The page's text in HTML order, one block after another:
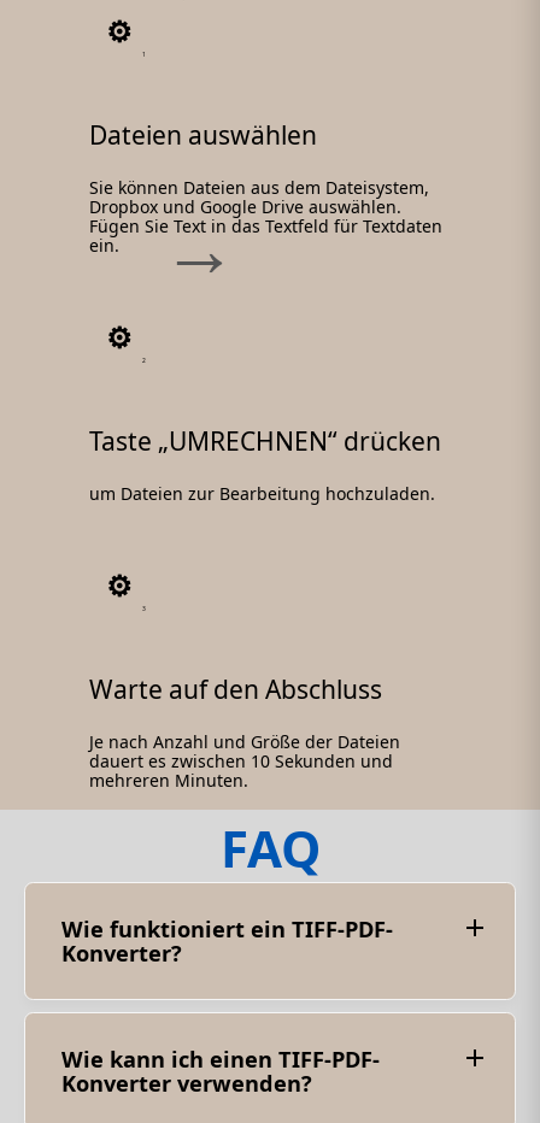
1
Dateien auswählen
Sie können Dateien aus dem Dateisystem,
Dropbox und Google Drive auswählen.
Fügen Sie Text in das Textfeld für Textdaten
ein.
2
Taste „UMRECHNEN“ drücken
um Dateien zur Bearbeitung hochzuladen.
3
Warte auf den Abschluss
Je nach Anzahl und Größe der Dateien
dauert es zwischen 10 Sekunden und
mehreren Minuten.
FAQ
Wie funktioniert ein TIFF-PDF-
Konverter?
mehrere TIFF-Bilddateien als Eingabe und
zum Anordnen von Bildern in einer bestimmten
Reihenfolge, zum Anpassen von Einstellungen
Wie kann ich einen TIFF-PDF-
Konverter verwenden?